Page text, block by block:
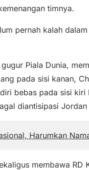
timnya.
pernah kalah
Piala Dunia,
pada sisi kanan,
bebas pada sisi kiri
diantisipasi
Harumkan
membawa RD